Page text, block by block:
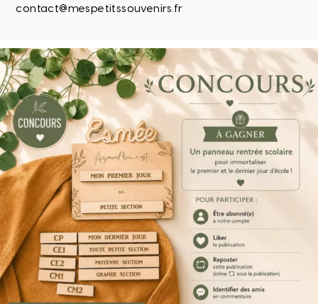
contact@mespetitssouvenirs.fr